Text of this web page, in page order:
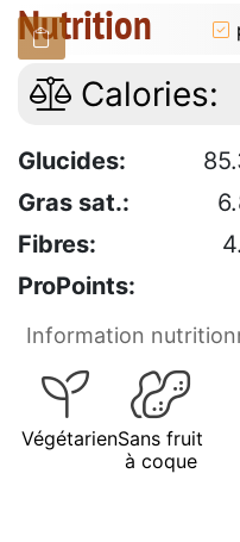
Nutrition
Calories:
Glucides:
Gras sat.:
Fibres:
ProPoints:
Information
VégétarienSans fruit
à coque